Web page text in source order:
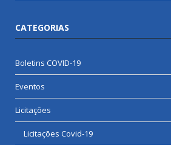
CATEGORIAS
Boletins COVID-19
Eventos
Licitações
Licitações Covid-19